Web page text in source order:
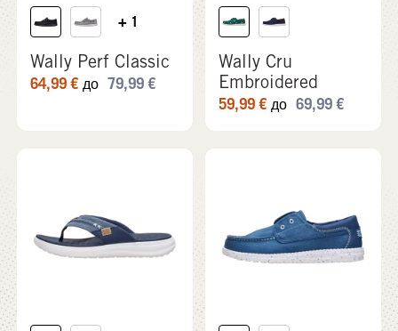
+ 1
Wally Perf Classic
64,99€ до 79,99€
Wally Cru
Embroidered
59,99€ до 69,99€